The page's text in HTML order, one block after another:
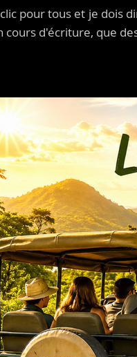
pour tous et je dois
d'écriture, que